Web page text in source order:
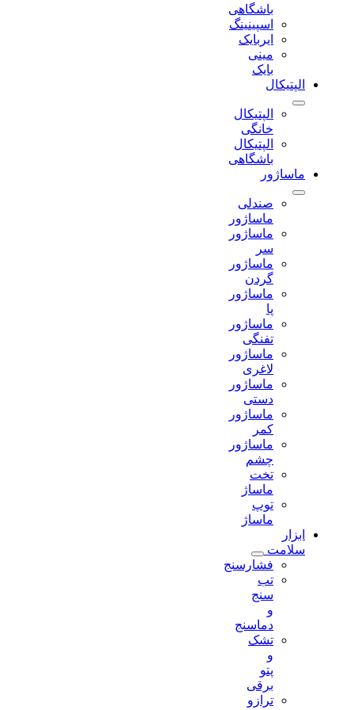
باشگاهی
اسپینینگ
ایربایک
مینی
الپتیکال
الپتیکال
خانگی
الپتیکال
باشگاهی
ماساژور
صندلی
ماساژور
ماساژور
ماساژور
ماساژور
ماساژور
تفنگی
ماساژور
لاغری
ماساژور
دستی
ماساژور
ماساژور
تخت
ماساژ
توپ
ماساژ
ابزار
سلامت
فشارسنج
دماسنج
تشک
ترازو